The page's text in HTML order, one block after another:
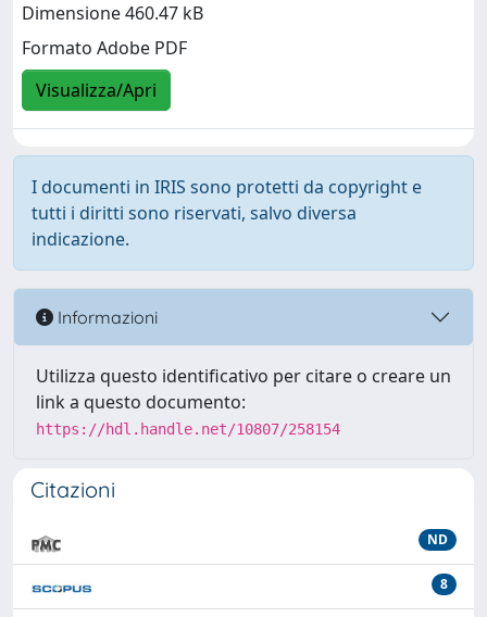
Dimensione 460.47 kB
Formato Adobe PDF
Visualizza/Apri
I documenti in IRIS sono protetti da copyright e
tutti i diritti sono riservati, salvo diversa
indicazione.
Informazioni
Utilizza questo identificativo per citare o creare un
link a questo documento:
https://hdl.handle.net/10807/258154
Citazioni
ND
8